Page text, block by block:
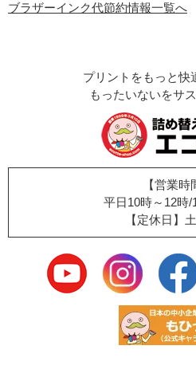
ブラザーインク代節約情報一覧へ
プリントをもっと快
もったいないをサ
【営業時
平日10時～12時/
【定休日】